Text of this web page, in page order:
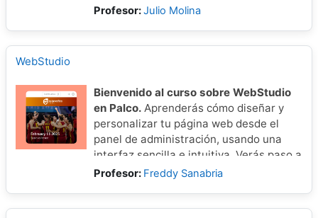
y ejecutar pruebas. Además, conocerás
Profesor:Julio Molina
WebStudio
Bienvenido al curso sobre WebStudio
en Palco. Aprenderás cómo diseñar y
personalizar tu página web desde el
panel de administración, usando una
interfaz sencilla e intuitiva. Verás paso a
paso cómo construir una web a medida,
Profesor: Freddy Sanabria